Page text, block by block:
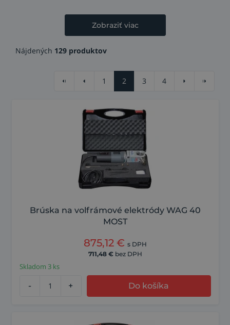
Zobraziť viac
Nájdených 129 produktov
1 2 3 4
Brúska na volfrámové elektródy WAG 40
MOST
875,12 € s DPH
711,48 € bez DPH
Skladom 3 ks
- + Do košíka